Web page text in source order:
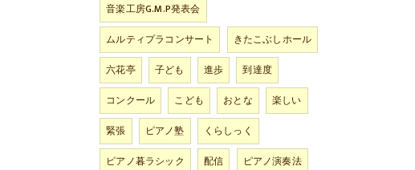
音楽工房G.M.P発表会
ムルティプラコンサート
きたこぶしホール
六花亭
子ども 進歩
到達度
コンクール
こども おとな
楽しい
緊張
ピアノ塾
くらしっく
ピアノ暮ラシック
配信
ピアノ演奏法